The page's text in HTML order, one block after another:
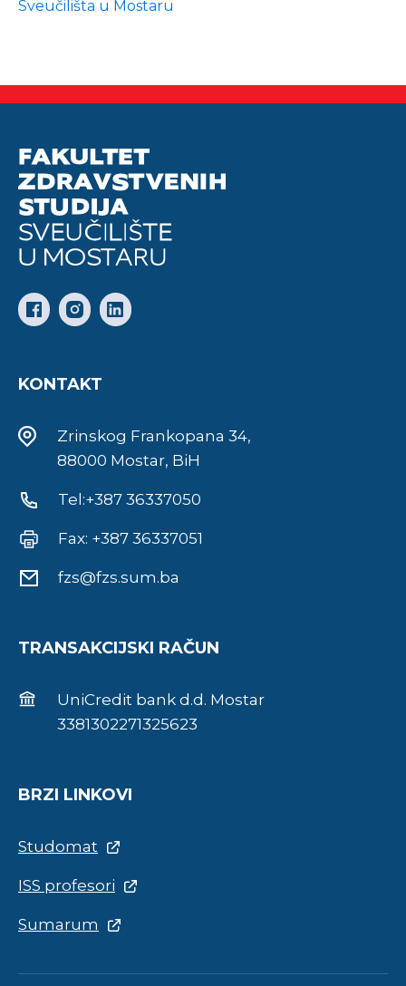
Sveučilišta u Mostaru
KONTAKT
Zrinskog Frankopana 34,
88000 Mostar, BiH
Tel:+387 36337050
Fax: +387 36337051
fzs@fzs.sum.ba
TRANSAKCIJSKI RAČUN
UniCredit bank d.d. Mostar
3381302271325623
BRZI LINKOVI
Studomat
ISS profesori
Sumarum